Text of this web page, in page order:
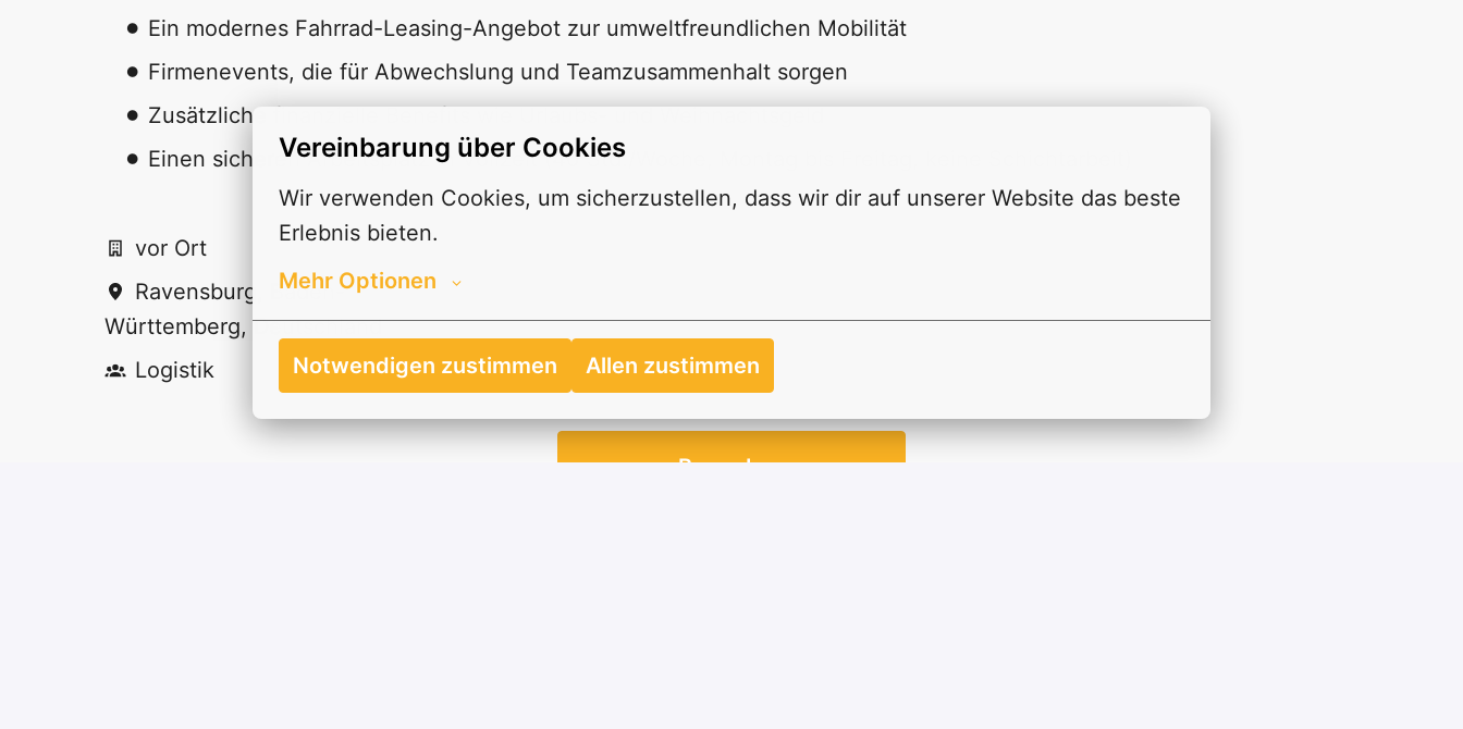
Vereinbarung über Cookies
Wir verwenden Cookies, um sicherzustellen, dass wir dir auf unserer Website das beste
Erlebnis bieten.
Mehr Optionen
Notwendigen zustimmen Allen zustimmen
Ein modernes Fahrrad-Leasing-Angebot zur umweltfreundlichen Mobilität
Firmenevents, die für Abwechslung und Teamzusammenhalt sorgen
Zusätzliche finanzielle Benefits wie Urlaubs- und Weihnachtsgeld
Einen sicheren Arbeitsplatz in Vollzeit (40 Std./Woche, Montag bis Freitag, keine Schichtarbeit)
vor Ort
Ravensburg
Baden-
Württemberg, Deutschland
Logistik
Bewerben